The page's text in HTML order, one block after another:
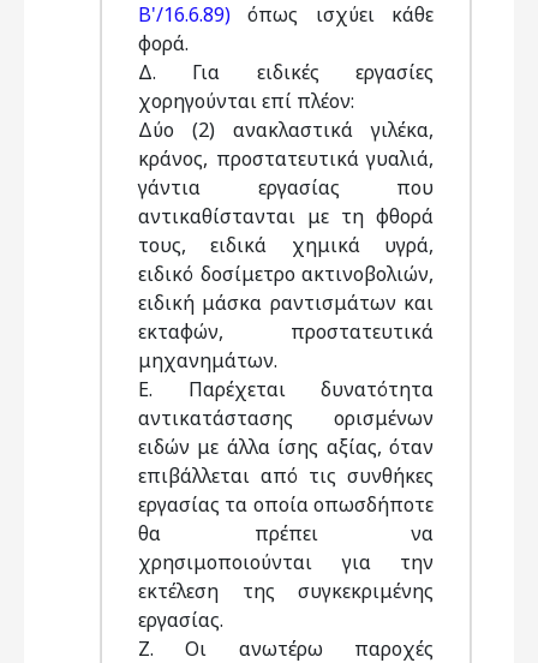
Β'/16.6.89) όπως ισχύει κάθε
φορά.
Δ. Για ειδικές εργασίες
χορηγούνται επί πλέον:
Δύο (2) ανακλαστικά γιλέκα,
κράνος, προστατευτικά γυαλιά,
γάντια εργασίας που
αντικαθίστανται με τη φθορά
τους, ειδικά χημικά υγρά,
ειδικό δοσίμετρο ακτινοβολιών,
ειδική μάσκα ραντισμάτων και
εκταφών, προστατευτικά
μηχανημάτων.
Ε. Παρέχεται δυνατότητα
αντικατάστασης ορισμένων
ειδών με άλλα ίσης αξίας, όταν
επιβάλλεται από τις συνθήκες
εργασίας τα οποία οπωσδήποτε
θα πρέπει να
χρησιμοποιούνται για την
εκτέλεση της συγκεκριμένης
εργασίας.
Ζ. Οι ανωτέρω παροχές